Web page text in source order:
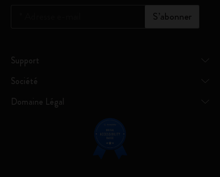
S’abonner
Support
Société
Domaine Légal